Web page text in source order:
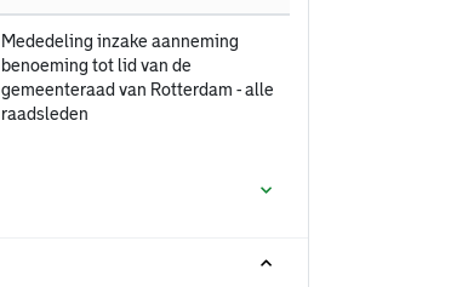
Mededeling inzake aanneming
benoeming tot lid van de
gemeenteraad van Rotterdam - alle
raadsleden